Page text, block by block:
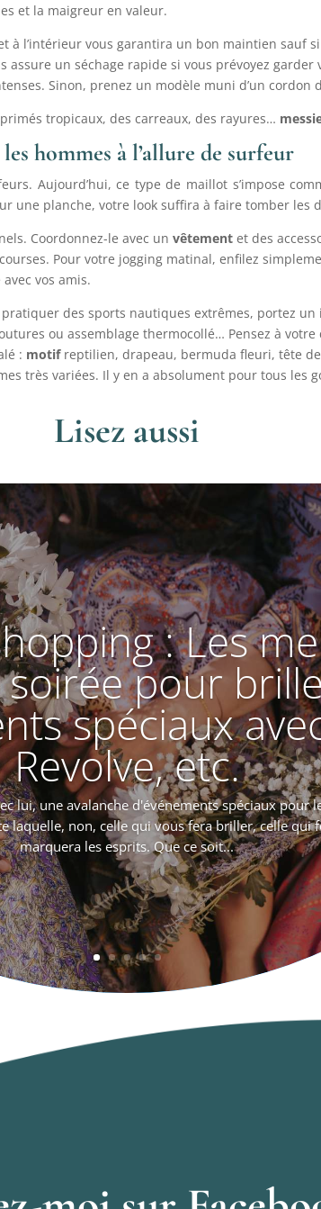
et la maigreur en valeur.
l’intérieur vous garantira un bon maintien sauf
assure un séchage rapide si vous prévoyez
Sinon, prenez un modèle muni d’un cordon
tropicaux, des carreaux, des rayures…
hommes à l’allure de surfeur
Aujourd’hui, ce type de maillot s’impose
une planche, votre look suffira à faire tomber les
Coordonnez-le avec unvêtement et des
Pour votre jogging matinal, enfilez
vos amis.
des sports nautiques extrêmes, portez
ou assemblage thermocollé… Pensez à
: motifreptilien, drapeau, bermuda fleuri, tête
très variées. Il y en a absolument pour tous les
Lisez aussi
: Les
pour
spéciaux
Revolve, etc.
lui, une avalanche d'événements spéciaux pour
laquelle, non, celle qui vous fera briller, celle qui
marquera les esprits. Que ce soit...